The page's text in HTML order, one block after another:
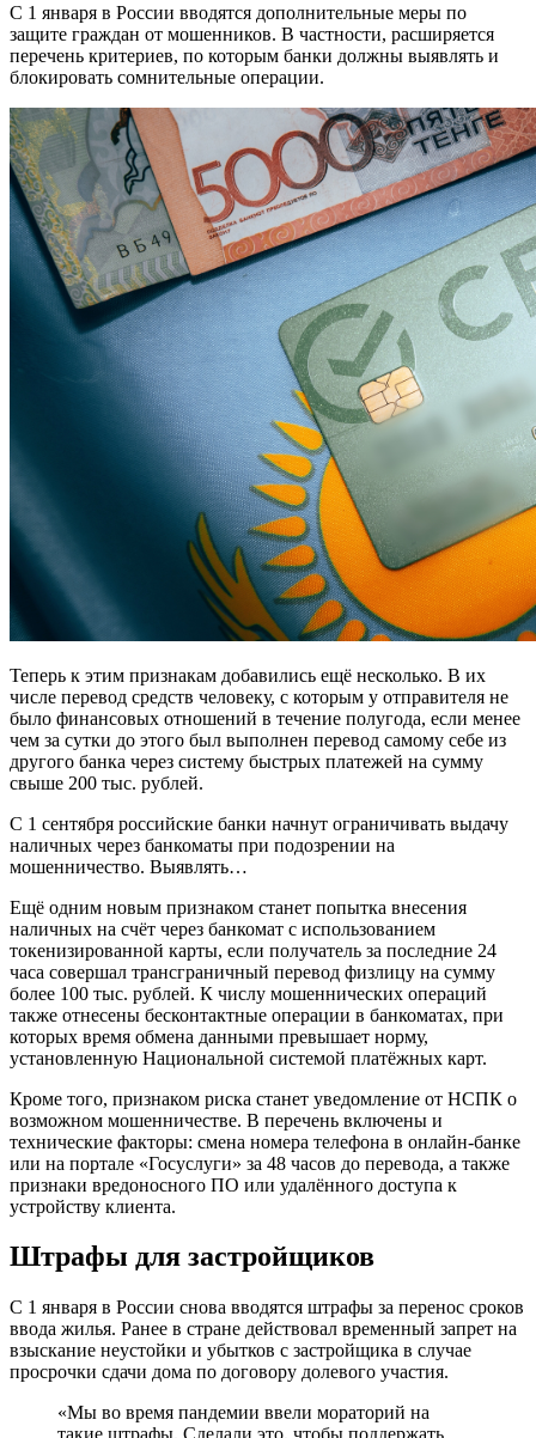
С 1 января в России вводятся дополнительные меры по
защите граждан от мошенников. В частности, расширяется
перечень критериев, по которым банки должны выявлять и
блокировать сомнительные операции.
Теперь к этим признакам добавились ещё несколько. В их
числе перевод средств человеку, с которым у отправителя не
было финансовых отношений в течение полугода, если менее
чем за сутки до этого был выполнен перевод самому себе из
другого банка через систему быстрых платежей на сумму
свыше 200 тыс. рублей.
С 1 сентября российские банки начнут ограничивать выдачу
наличных через банкоматы при подозрении на
мошенничество. Выявлять…
Ещё одним новым признаком станет попытка внесения
наличных на счёт через банкомат с использованием
токенизированной карты, если получатель за последние 24
часа совершал трансграничный перевод физлицу на сумму
более 100 тыс. рублей. К числу мошеннических операций
также отнесены бесконтактные операции в банкоматах, при
которых время обмена данными превышает норму,
установленную Национальной системой платёжных карт.
Кроме того, признаком риска станет уведомление от НСПК о
возможном мошенничестве. В перечень включены и
технические факторы: смена номера телефона в онлайн-банке
или на портале «Госуслуги» за 48 часов до перевода, а также
признаки вредоносного ПО или удалённого доступа к
устройству клиента.
Штрафы для застройщиков
С 1 января в России снова вводятся штрафы за перенос сроков
ввода жилья. Ранее в стране действовал временный запрет на
взыскание неустойки и убытков с застройщика в случае
просрочки сдачи дома по договору долевого участия.
«Мы во время пандемии ввели мораторий на